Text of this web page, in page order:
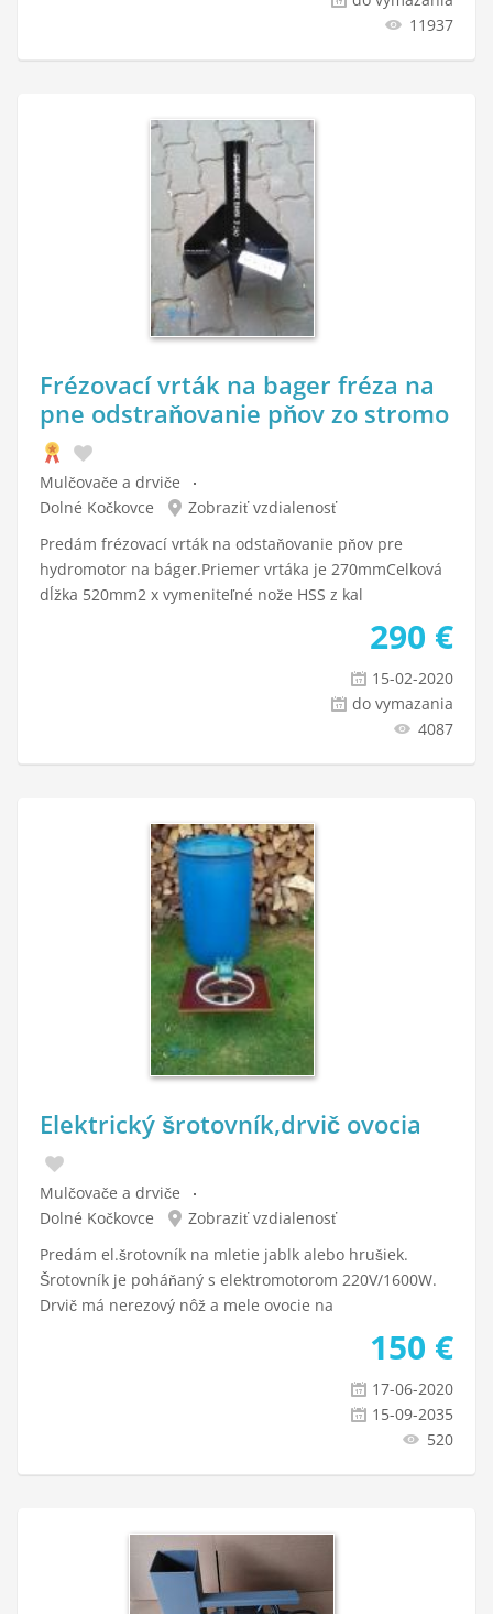
11937
Frézovací vrták na bager fréza na
pne odstraňovanie pňov zo stromo
Mulčovače a drviče
Dolné Kočkovce
Zobraziť vzdialenosť
Predám frézovací vrták na odstaňovanie pňov pre
hydromotor na báger.Priemer vrtáka je 270mmCelková
dĺžka 520mm2 x vymeniteľné nože HSS z kal
290 €
15-02-2020
do vymazania
4087
Elektrický šrotovník,drvič ovocia
Mulčovače a drviče
Dolné Kočkovce
Zobraziť vzdialenosť
Predám el.šrotovník na mletie jablk alebo hrušiek.
Šrotovník je poháňaný s elektromotorom 220V/1600W.
Drvič má nerezový nôž a mele ovocie na
150 €
17-06-2020
15-09-2035
520